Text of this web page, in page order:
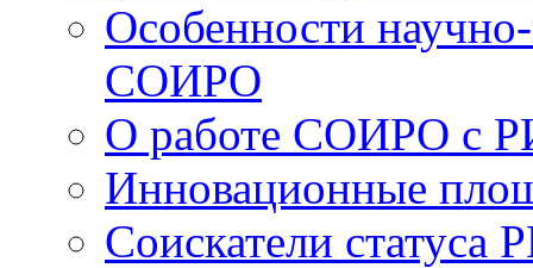
Особенности
СОИРО
О работе СОИРО с
Инновационные
Соискатели статуса